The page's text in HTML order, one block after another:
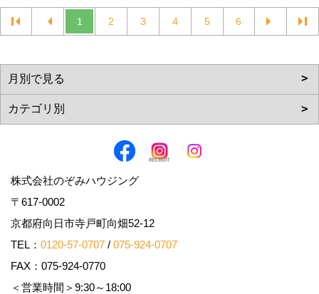
1 2 3 4 5 6
株式会社のぞみハウジング
〒617-0002
京都府向日市寺戸町向畑52-12
TEL： 0120-57-0707 / 075-924-0707
FAX：075-924-0770
＜営業時間＞9:30～18:00